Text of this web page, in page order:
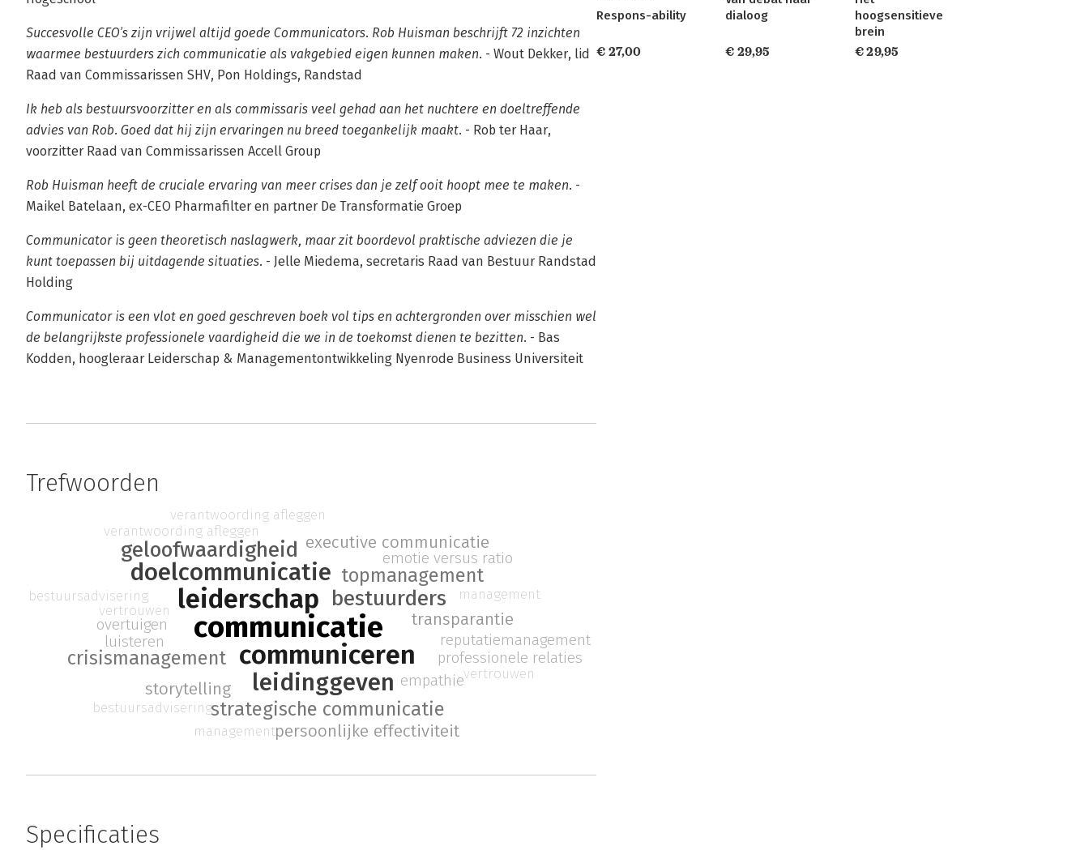
Succesvolle CEO’s zijn vrijwel altijd goede Communicators. Rob Huisman beschrijft 72 inzichten
waarmee bestuurders zich communicatie als vakgebied eigen kunnen maken. - Wout Dekker, lid
Raad van Commissarissen SHV, Pon Holdings, Randstad
Ik heb als bestuursvoorzitter en als commissaris veel gehad aan het nuchtere en doeltreffende
advies van Rob. Goed dat hij zijn ervaringen nu breed toegankelijk maakt. - Rob ter Haar,
voorzitter Raad van Commissarissen Accell Group
Rob Huisman heeft de cruciale ervaring van meer crises dan je zelf ooit hoopt mee te maken. -
Maikel Batelaan, ex-CEO Pharmafilter en partner De Transformatie Groep
Communicator is geen theoretisch naslagwerk, maar zit boordevol praktische adviezen die je
kunt toepassen bij uitdagende situaties. - Jelle Miedema, secretaris Raad van Bestuur Randstad
Holding
Communicator is een vlot en goed geschreven boek vol tips en achtergronden over misschien wel
de belangrijkste professionele vaardigheid die we in de toekomst dienen te bezitten. - Bas
Kodden, hoogleraar Leiderschap & Managementontwikkeling Nyenrode Business Universiteit
Trefwoorden
communicatie
communiceren
leiderschap
leidinggeven
doelcommunicatie
bestuurders
geloofwaardigheid
strategische communicatie
crisismanagement
topmanagement
executive communicatie
persoonlijke effectiviteit
transparantie
storytelling
reputatiemanagement
empathie
professionele relaties
luisteren
overtuigen
emotie versus ratio
vertrouwen
verantwoording afleggen
management
bestuursadvisering
vertrouwen
verantwoording afleggen
management
bestuursadvisering
Specificaties
Respons-ability
€ 27,00
dialoog
€ 29,95
hoogsensitieve
brein
€ 29,95